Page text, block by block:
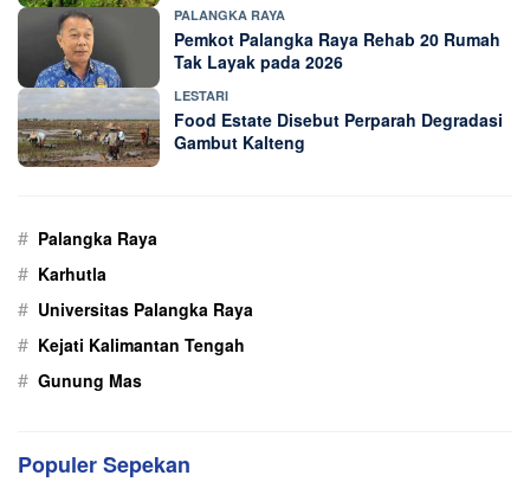
PALANGKA RAYA
Pemkot Palangka Raya Rehab 20 Rumah
Tak Layak pada 2026
LESTARI
Food Estate Disebut Perparah Degradasi
Gambut Kalteng
# Palangka Raya
# Karhutla
# Universitas Palangka Raya
# Kejati Kalimantan Tengah
# Gunung Mas
Populer Sepekan